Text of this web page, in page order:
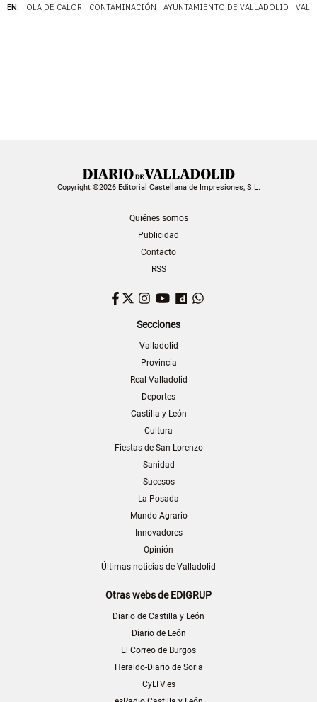
EN: OLA DE CALOR CONTAMINACIÓN AYUNTAMIENTO DE VALLADOLID
Copyright ©2026 Editorial Castellana de Impresiones, S.L.
Quiénes somos
Publicidad
Contacto
RSS
Facebook
TwitterInstagram
YouTubeDailymotion
Secciones
Valladolid
Provincia
Real Valladolid
Deportes
Castilla y León
Cultura
Fiestas de San Lorenzo
Sanidad
Sucesos
La Posada
Mundo Agrario
Innovadores
Opinión
Últimas noticias de Valladolid
Otras webs de EDIGRUP
Diario de Castilla y León
Diario de León
El Correo de Burgos
Heraldo-Diario de Soria
CyLTV.es